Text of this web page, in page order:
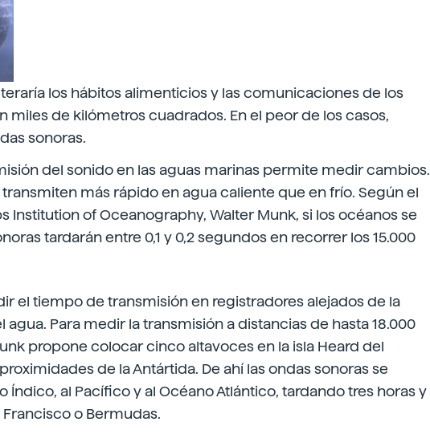
los hábitos alimenticios y las comunicaciones de los
miles de kilómetros cuadrados. En el peor de los casos,
sonoras.
del sonido en las aguas marinas permite medir cambios.
transmiten más rápido en agua caliente que en frío. Según el
Institution of Oceanography, Walter Munk, si los océanos se
tardarán entre 0,1 y 0,2 segundos en recorrer los 15.000
el tiempo de transmisión en registradores alejados de la
Para medir la transmisión a distancias de hasta 18.000
propone colocar cinco altavoces en la isla Heard del
de la Antártida. De ahí las ondas sonoras se
Índico, al Pacífico y al Océano Atlántico, tardando tres horas y
o Bermudas.